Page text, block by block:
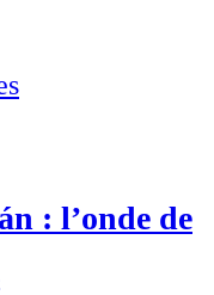
: l’onde de